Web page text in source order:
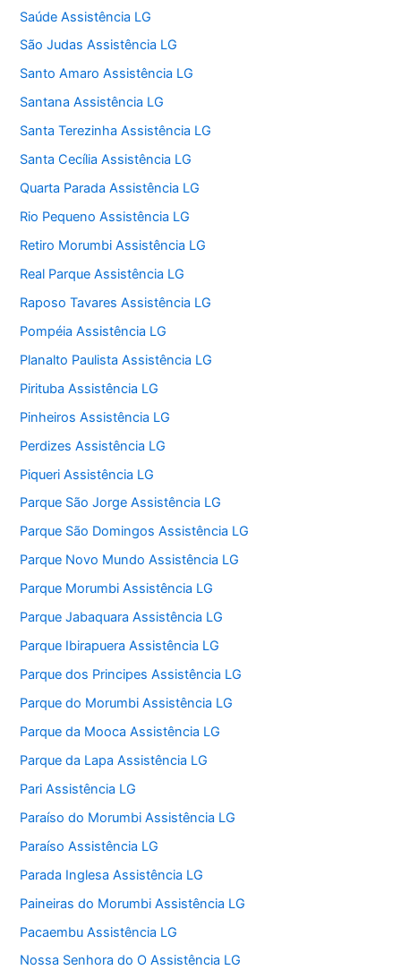
Saúde Assistência LG
São Judas Assistência LG
Santo Amaro Assistência LG
Santana Assistência LG
Santa Terezinha Assistência LG
Santa Cecília Assistência LG
Quarta Parada Assistência LG
Rio Pequeno Assistência LG
Retiro Morumbi Assistência LG
Real Parque Assistência LG
Raposo Tavares Assistência LG
Pompéia Assistência LG
Planalto Paulista Assistência LG
Pirituba Assistência LG
Pinheiros Assistência LG
Perdizes Assistência LG
Piqueri Assistência LG
Parque São Jorge Assistência LG
Parque São Domingos Assistência LG
Parque Novo Mundo Assistência LG
Parque Morumbi Assistência LG
Parque Jabaquara Assistência LG
Parque Ibirapuera Assistência LG
Parque dos Principes Assistência LG
Parque do Morumbi Assistência LG
Parque da Mooca Assistência LG
Parque da Lapa Assistência LG
Pari Assistência LG
Paraíso do Morumbi Assistência LG
Paraíso Assistência LG
Parada Inglesa Assistência LG
Paineiras do Morumbi Assistência LG
Pacaembu Assistência LG
Nossa Senhora do O Assistência LG